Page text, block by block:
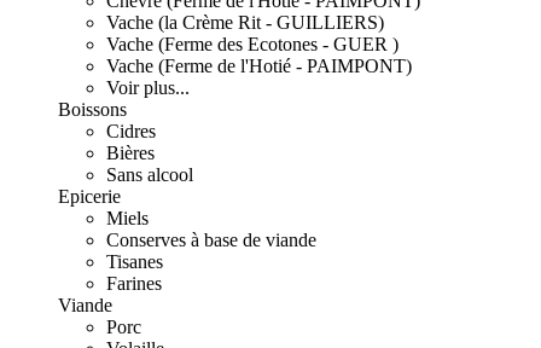
Vache (la Crème Rit - GUILLIERS)
Vache (Ferme des Ecotones - GUER )
Vache (Ferme de l'Hotié - PAIMPONT)
Voir plus...
Boissons
Cidres
Bières
Sans alcool
Epicerie
Miels
Conserves à base de viande
Tisanes
Farines
Viande
Porc